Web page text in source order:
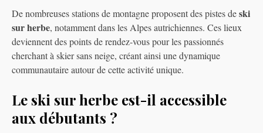
De nombreuses stations de montagne proposent des pistes deski
sur herbe, notamment dans les Alpes autrichiennes. Ces lieux
deviennent des points de rendez-vous pour les passionnés
cherchant à skier sans neige, créant ainsi une dynamique
communautaire autour de cette activité unique.
Le ski sur herbe est-il accessible
aux débutants ?